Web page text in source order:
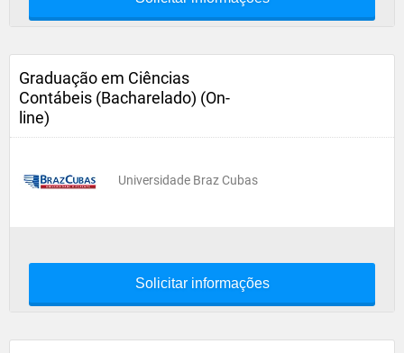
Graduação em Ciências
Contábeis (Bacharelado) (On-
line)
Universidade Braz Cubas
Solicitar informações